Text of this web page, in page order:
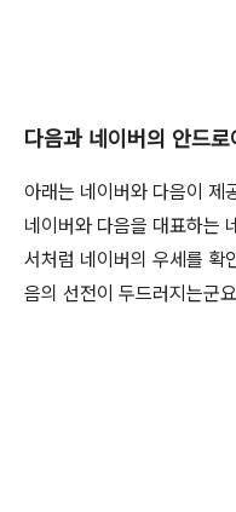
다음과 네이버의 안드
아래는 네이버와 다음이 제
네이버와 다음을 대표하는
서처럼 네이버의 우세를 확
음의 선전이 두드러지는군